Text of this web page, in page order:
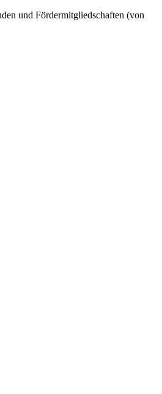
und Fördermitgliedschaften (von